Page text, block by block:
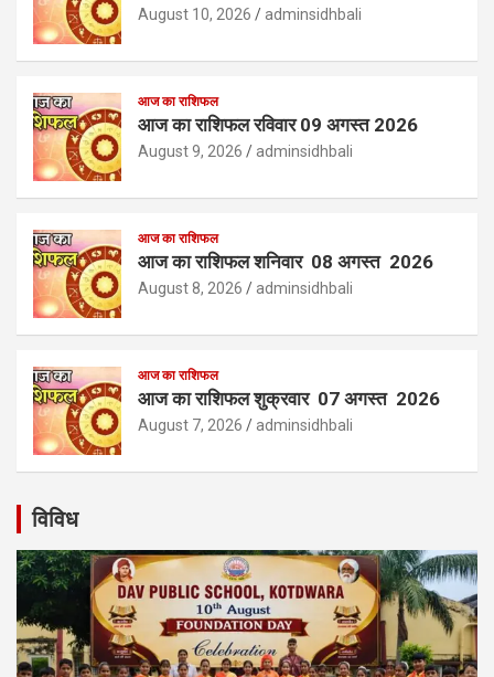
August 10, 2026 adminsidhbali
आज का राशिफल
आज का राशिफल रविवार 09 अगस्त 2026
August 9, 2026 adminsidhbali
आज का राशिफल
आज का राशिफल शनिवार 08 अगस्त 2026
August 8, 2026 adminsidhbali
आज का राशिफल
आज का राशिफल शुक्रवार 07 अगस्त 2026
August 7, 2026 adminsidhbali
विविध